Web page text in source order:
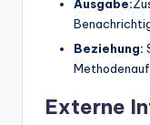
Ausgabe:
Beziehung:
Externe